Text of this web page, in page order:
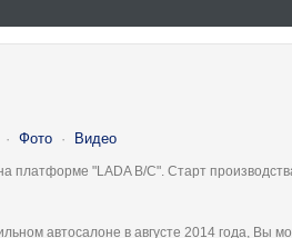
· Фото · Видео
"LADA B/C". Старт
автосалоне в августе 2014 года, Вы